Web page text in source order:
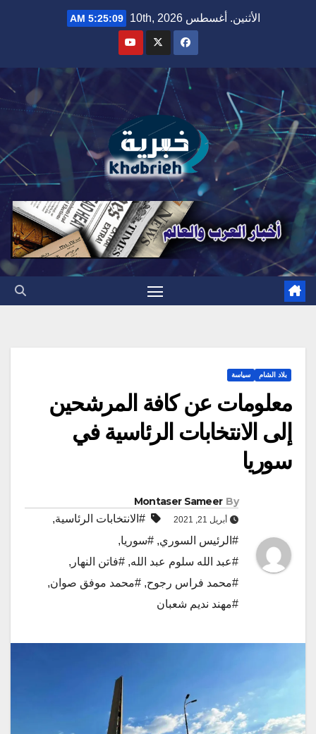
الأثنين. أغسطس 10th, 2026 5:25:10 AM
بلاد الشام سياسة
معلومات عن كافة المرشحين
إلى الانتخابات الرئاسية في
سوريا
By
Montaser Sameer
أبريل 21, 2021 #الانتخابات الرئاسية,
#الرئيس السوري, #سوريا,
#عبد الله سلوم عبد الله, #فاتن النهار ,
#محمد فراس رجوح, #محمد موفق صوان,
#مهند نديم شعبان